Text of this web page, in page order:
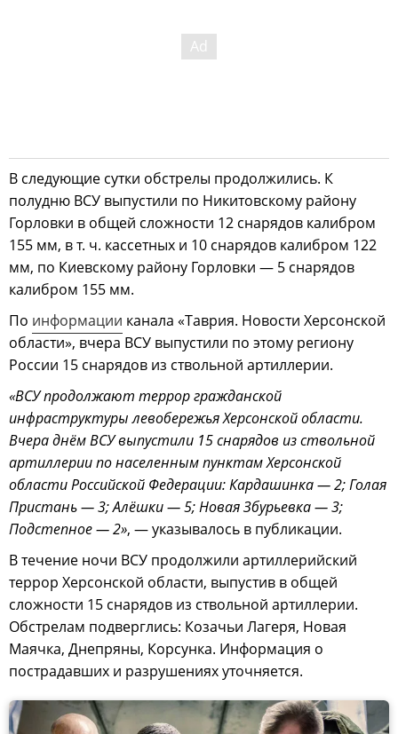
В следующие сутки обстрелы продолжились. К
полудню ВСУ выпустили по Никитовскому району
Горловки в общей сложности 12 снарядов калибром
155 мм, в т. ч. кассетных и 10 снарядов калибром 122
мм, по Киевскому району Горловки — 5 снарядов
калибром 155 мм.
По информации канала «Таврия. Новости Херсонской
области», вчера ВСУ выпустили по этому региону
России 15 снарядов из ствольной артиллерии.
«ВСУ продолжают террор гражданской
инфраструктуры левобережья Херсонской области.
Вчера днём ВСУ выпустили 15 снарядов из ствольной
артиллерии по населенным пунктам Херсонской
области Российской Федерации: Кардашинка — 2; Голая
Пристань — 3; Алёшки — 5; Новая Збурьевка — 3;
Подстепное — 2», — указывалось в публикации.
В течение ночи ВСУ продолжили артиллерийский
террор Херсонской области, выпустив в общей
сложности 15 снарядов из ствольной артиллерии.
Обстрелам подверглись: Козачьи Лагеря, Новая
Маячка, Днепряны, Корсунка. Информация о
пострадавших и разрушениях уточняется.